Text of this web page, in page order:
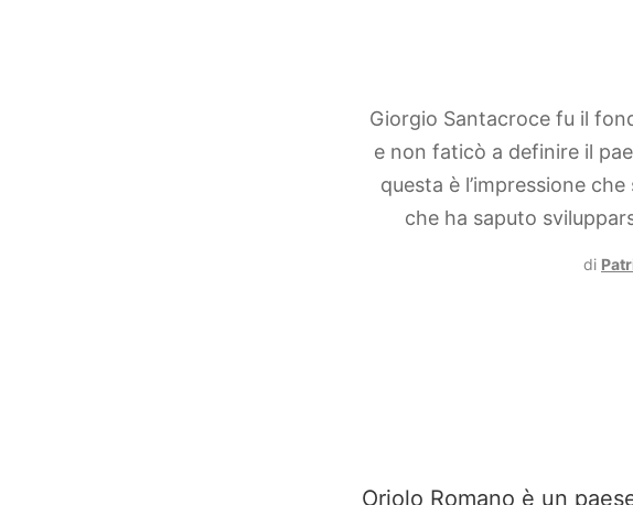
Giorgio Santacroce fu il
e non faticò a definire il
questa è l’impressione
che ha saputo
di
Oriolo Romano è un